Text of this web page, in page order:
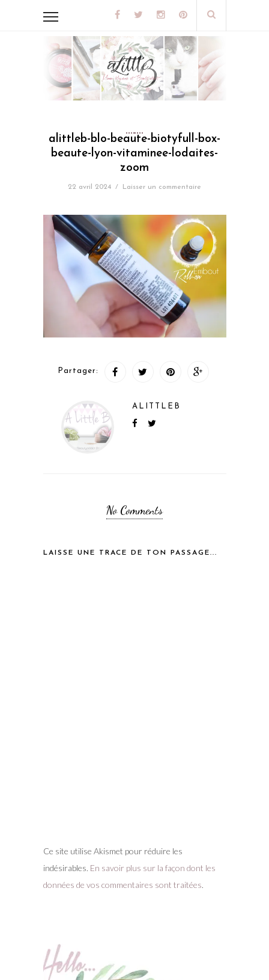
alittleb-blo-beaute-biotyfull-box-
beaute-lyon-vitaminee-lodaites-
zoom
22 avril 2024 / Laisser un commentaire
Partager:
ALITTLEB
No Comments
LAISSE UNE TRACE DE TON PASSAGE...
Ce site utilise Akismet pour réduire les
indésirables. En savoir plus sur la façon dont les
données de vos commentaires sont traitées.